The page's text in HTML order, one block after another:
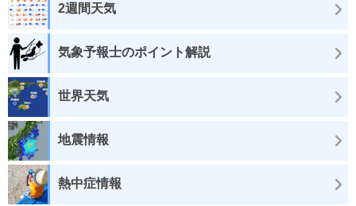
2週間天気
気象予報士のポイント解説
世界天気
地震情報
熱中症情報